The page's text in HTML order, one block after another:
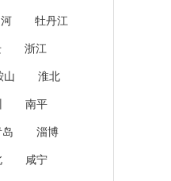
牡丹江
浙江
山 淮北
南平
岛 淄博
咸宁